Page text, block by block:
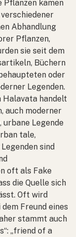
Pflanzen kamen
Abhandlung
Pflanzen,
sie seit dem
Büchern
oder
Legenden.
Halavata handelt
auch moderner
urbane Legende
tale,
sind
oft als Fake
die Quelle sich
Oft wird
Freund eines
stammt auch
„friend of a